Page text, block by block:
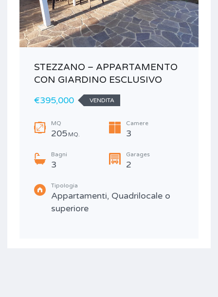
STEZZANO – APPARTAMENTO
CON GIARDINO ESCLUSIVO
€395,000
VENDITA
MQ
205 MQ.
Camere
3
Bagni
3
Garages
2
Tipologia
Appartamenti, Quadrilocale o
superiore